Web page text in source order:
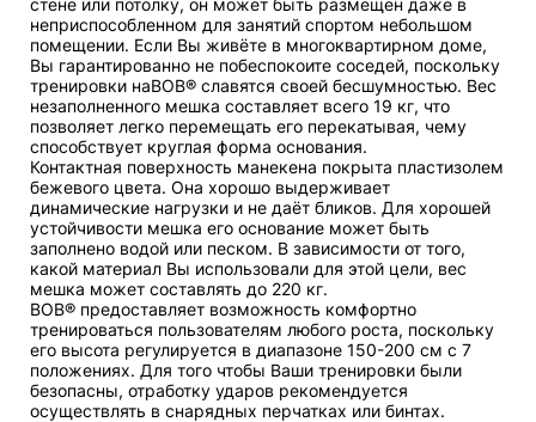
стене или потолку, он может быть размещён даже в
неприспособленном для занятий спортом небольшом
помещении. Если Вы живёте в многоквартирном доме,
Вы гарантированно не побеспокоите соседей, поскольку
тренировки наBOB® славятся своей бесшумностью. Вес
незаполненного мешка составляет всего 19 кг, что
позволяет легко перемещать его перекатывая, чему
способствует круглая форма основания.
Контактная поверхность манекена покрыта пластизолем
бежевого цвета. Она хорошо выдерживает
динамические нагрузки и не даёт бликов. Для хорошей
устойчивости мешка его основание может быть
заполнено водой или песком. В зависимости от того,
какой материал Вы использовали для этой цели, вес
мешка может составлять до 220 кг.
BOB® предоставляет возможность комфортно
тренироваться пользователям любого роста, поскольку
его высота регулируется в диапазоне 150-200 см с 7
положениях. Для того чтобы Ваши тренировки были
безопасны, отработку ударов рекомендуется
осуществлять в снарядных перчатках или бинтах.